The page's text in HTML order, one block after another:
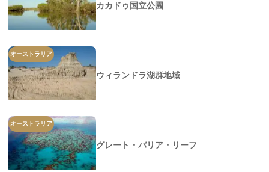
カカドゥ国立公園
オーストラリア
ウィランドラ湖群地域
オーストラリア
グレート・バリア・リーフ